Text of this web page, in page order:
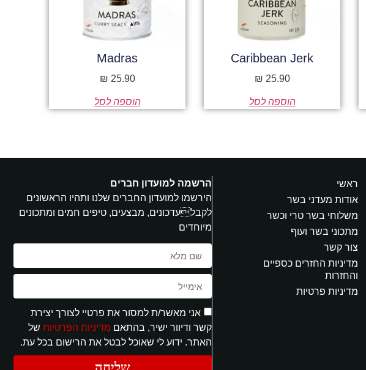
Caribbean Jerk
25.90
₪
הוספה לסל
Madras
25.90
₪
הוספה לסל
ראשי
אודות מעדני בשר
משלוחי בשר טרי וכשר
מתכוני בשר ועוף
צור קשר
מדיניות החזרים כספיים
והחזרות
מדיניות פרטיות
הרשמה למועדון חברים
הירשמו למועדון החברים שלנו ותהיו הראשונים
לקבלעדכונים, מבצעים, טיפים חמים ומתכונים
מיוחדים
אני מאשר/ת למסור את פרטיי לצורך יצירת
קשר ודיוור ישיר, בהתאם מדיניות הפרטיותשל
האתר. ידוע לי שאוכל לבטל את הרישום בכל עת.